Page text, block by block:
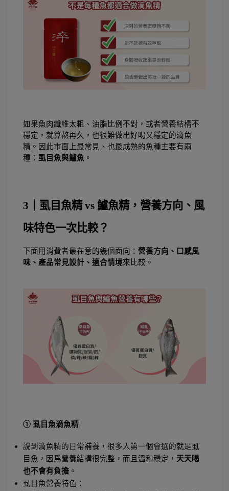
如果魚肉纖維太粗、油脂比例不對，或者營養結構不
穩定，就算熬再久，也很難做出好喝又穩定的滴魚
精。因此市面上最常見、也最成熟的魚種主要有兩
種： 虱目魚與鱸魚 。
3｜虱目魚精 vs 鱸魚精，營養方向、風
味特色一次比較？
下面用消費者最在意的幾個面向： 營養方向、口感風
味、產品常見設計、適合情境來比較。
① 虱目魚滴魚精
說到滴魚精的日常補養，很多人第一個會選的就是虱
目魚，因爲營養結構很完整，而且溫和穩定， 天天喝
也不會有負擔 。
虱目魚營養特色：